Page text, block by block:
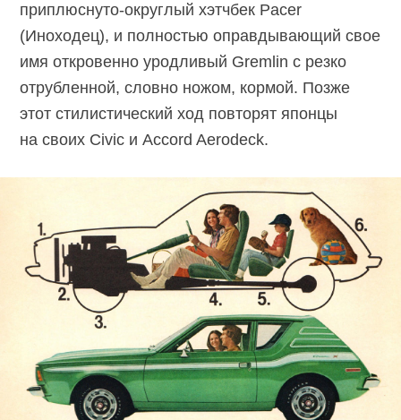
приплюснуто-округлый хэтчбек Pacer
(Иноходец), и полностью оправдывающий свое
имя откровенно уродливый Gremlin с резко
отрубленной, словно ножом, кормой. Позже
этот стилистический ход повторят японцы
на своих Civic и Accord Aerodeck.